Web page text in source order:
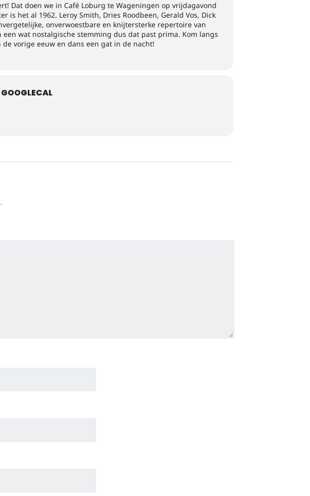
Dat doen we in Café Loburg te Wageningen op vrijdagavond
het al 1962. Leroy Smith, Dries Roodbeen, Gerald Vos, Dick
onverwoestbare en knijtersterke repertoire van
een wat nostalgische stemming dus dat past prima. Kom langs
vorige eeuw en dans een gat in de nacht!
GOOGLECAL
*